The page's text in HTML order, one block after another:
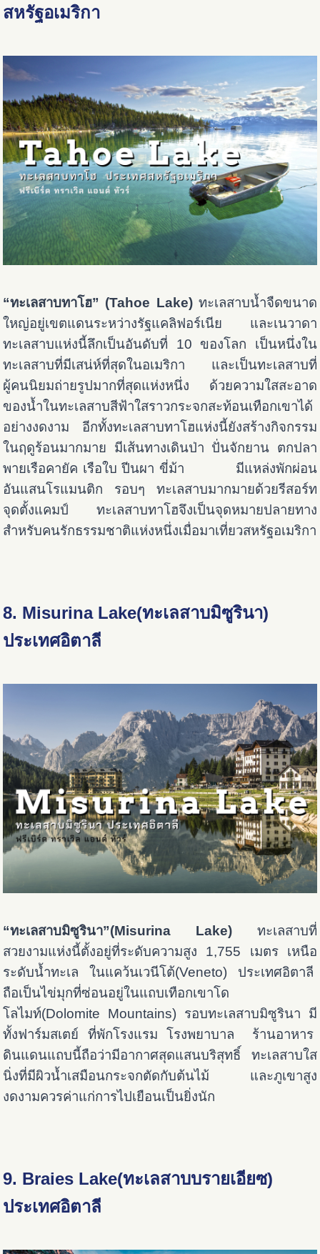
สหรัฐอเมริกา
“ทะเลสาบทาโฮ” (Tahoe Lake)ทะเลสาบน้ำจืดขนาด
ใหญ่อยู่เขตแดนระหว่างรัฐแคลิฟอร์เนีย และเนวาดา
ทะเลสาบแห่งนี้ลึกเป็นอันดับที่ 10 ของโลก เป็นหนึ่งใน
ทะเลสาบที่มีเสน่ห์ที่สุดในอเมริกา และเป็นทะเลสาบที่
ผู้คนนิยมถ่ายรูปมากที่สุดแห่งหนึ่ง ด้วยความใสสะอาด
ของน้ำในทะเลสาบสีฟ้าใสราวกระจกสะท้อนเทือกเขาได้
อย่างงดงาม อีกทั้งทะเลสาบทาโฮแห่งนี้ยังสร้างกิจกรรม
ในฤดูร้อนมากมาย มีเส้นทางเดินป่า ปั่นจักยาน ตกปลา
พายเรือคายัค เรือใบ ปีนผา ขี่ม้า มีแหล่งพักผ่อน
อันแสนโรแมนติก รอบๆ ทะเลสาบมากมายด้วยรีสอร์ท
จุดตั้งแคมป์ ทะเลสาบทาโฮจึงเป็นจุดหมายปลายทาง
สำหรับคนรักธรรมชาติแห่งหนึ่งเมื่อมาเที่ยวสหรัฐอเมริกา
8. Misurina Lake(ทะเลสาบมิซูรินา)
ประเทศอิตาลี
“ทะเลสาบมิซูรินา”(Misurina Lake) ทะเลสาบที่
สวยงามแห่งนี้ตั้งอยู่ที่ระดับความสูง 1,755 เมตร เหนือ
ระดับน้ำทะเล ในแคว้นเวนีโต้(Veneto) ประเทศอิตาลี
ถือเป็นไข่มุกที่ซ่อนอยู่ในแถบเทือกเขาโด
โลไมท์(Dolomite Mountains) รอบทะเลสาบมิซูรินา มี
ทั้งฟาร์มสเตย์ ที่พักโรงแรม โรงพยาบาล ร้านอาหาร
ดินแดนแถบนี้ถือว่ามีอากาศสุดแสนบริสุทธิ์ ทะเลสาบใส
นิ่งที่มีผิวน้ำเสมือนกระจกตัดกับต้นไม้ และภูเขาสูง
งดงามควรค่าแก่การไปเยือนเป็นยิ่งนัก
9. Braies Lake(ทะเลสาบบรายเอียซ)
ประเทศอิตาลี